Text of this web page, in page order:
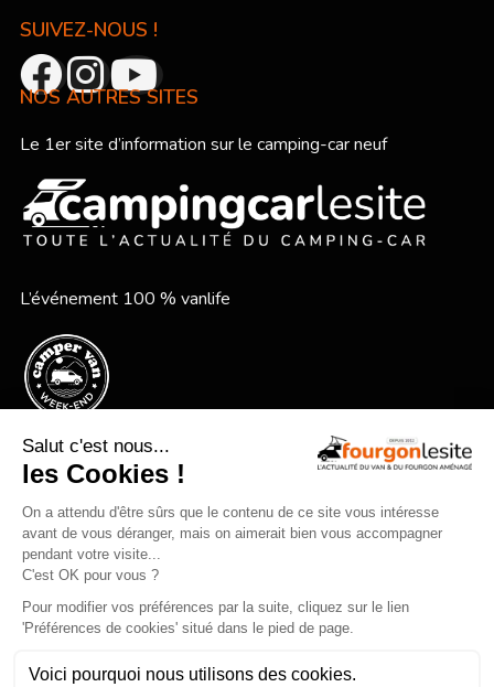
SUIVEZ-NOUS !
NOS AUTRES SITES
Le 1er site d’information sur le camping-car neuf
L’événement 100 % vanlife
Le festival vanlife en bord de mer
Mentions légales